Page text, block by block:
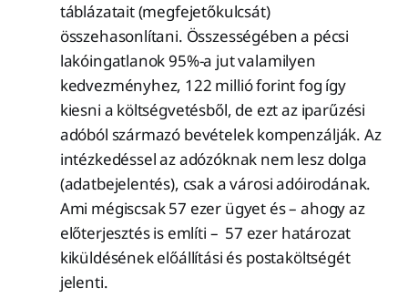
táblázatait (megfejetőkulcsát)
összehasonlítani. Összességében a pécsi
lakóingatlanok 95%-a jut valamilyen
kedvezményhez, 122 millió forint fog így
kiesni a költségvetésből, de ezt az iparűzési
adóból származó bevételek kompenzálják. Az
intézkedéssel az adózóknak nem lesz dolga
(adatbejelentés), csak a városi adóirodának.
Ami mégiscsak 57 ezer ügyet és – ahogy az
előterjesztés is említi – 57 ezer határozat
kiküldésének előállítási és postaköltségét
jelenti.